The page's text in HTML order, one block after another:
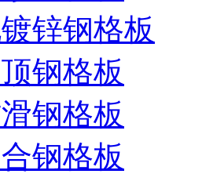
锌钢格板
钢格板
钢格板
钢格板